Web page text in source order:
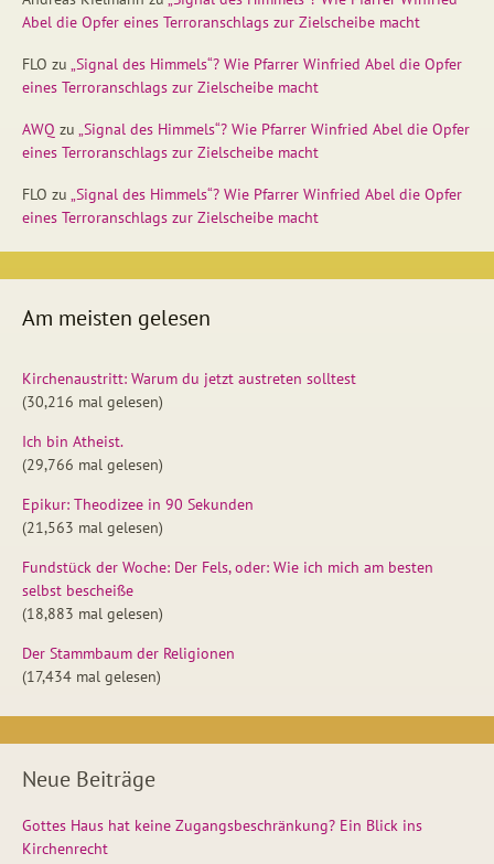
Abel die Opfer eines Terroranschlags zur Zielscheibe macht
FLO zu „Signal des Himmels“? Wie Pfarrer Winfried Abel die Opfer
eines Terroranschlags zur Zielscheibe macht
AWQ zu „Signal des Himmels“? Wie Pfarrer Winfried Abel die Opfer
eines Terroranschlags zur Zielscheibe macht
FLO zu „Signal des Himmels“? Wie Pfarrer Winfried Abel die Opfer
eines Terroranschlags zur Zielscheibe macht
Am meisten gelesen
Kirchenaustritt: Warum du jetzt austreten solltest
(30,216 mal gelesen)
Ich bin Atheist.
(29,766 mal gelesen)
Epikur: Theodizee in 90 Sekunden
(21,563 mal gelesen)
Fundstück der Woche: Der Fels, oder: Wie ich mich am besten
selbst bescheiße
(18,883 mal gelesen)
Der Stammbaum der Religionen
(17,434 mal gelesen)
Neue Beiträge
Gottes Haus hat keine Zugangsbeschränkung? Ein Blick ins
Kirchenrecht